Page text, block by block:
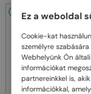
48/72
Lanvin—Napszemüvegek
Ez a weboldal
Cookie-kat
személyre
Webhelyünk Ön
információkat
partnereinkkel is,
információkkal,